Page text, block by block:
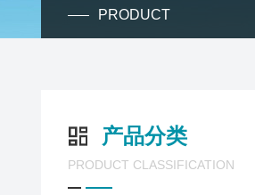
PRODUCT
产品分类
PRODUCT CLASSIFICATION